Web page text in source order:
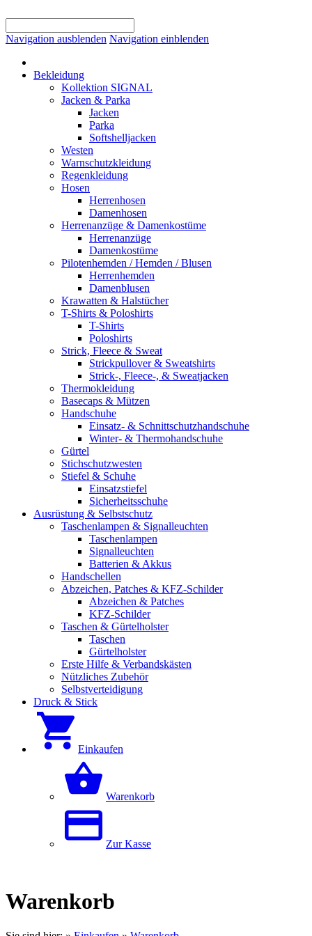
Navigation ausblenden Navigation einblenden
Bekleidung
Kollektion SIGNAL
Jacken & Parka
Jacken
Parka
Softshelljacken
Westen
Warnschutzkleidung
Regenkleidung
Hosen
Herrenhosen
Damenhosen
Herrenanzüge & Damenkostüme
Herrenanzüge
Damenkostüme
Pilotenhemden / Hemden / Blusen
Herrenhemden
Damenblusen
Krawatten & Halstücher
T-Shirts & Poloshirts
T-Shirts
Poloshirts
Strick, Fleece & Sweat
Strickpullover & Sweatshirts
Strick-, Fleece-, & Sweatjacken
Thermokleidung
Basecaps & Mützen
Handschuhe
Einsatz- & Schnittschutzhandschuhe
Winter- & Thermohandschuhe
Gürtel
Stichschutzwesten
Stiefel & Schuhe
Einsatzstiefel
Sicherheitsschuhe
Ausrüstung & Selbstschutz
Taschenlampen & Signalleuchten
Taschenlampen
Signalleuchten
Batterien & Akkus
Handschellen
Abzeichen, Patches & KFZ-Schilder
Abzeichen & Patches
KFZ-Schilder
Taschen & Gürtelholster
Taschen
Gürtelholster
Erste Hilfe & Verbandskästen
Nützliches Zubehör
Selbstverteidigung
Druck & Stick
Einkaufen
Warenkorb
Zur Kasse
Warenkorb